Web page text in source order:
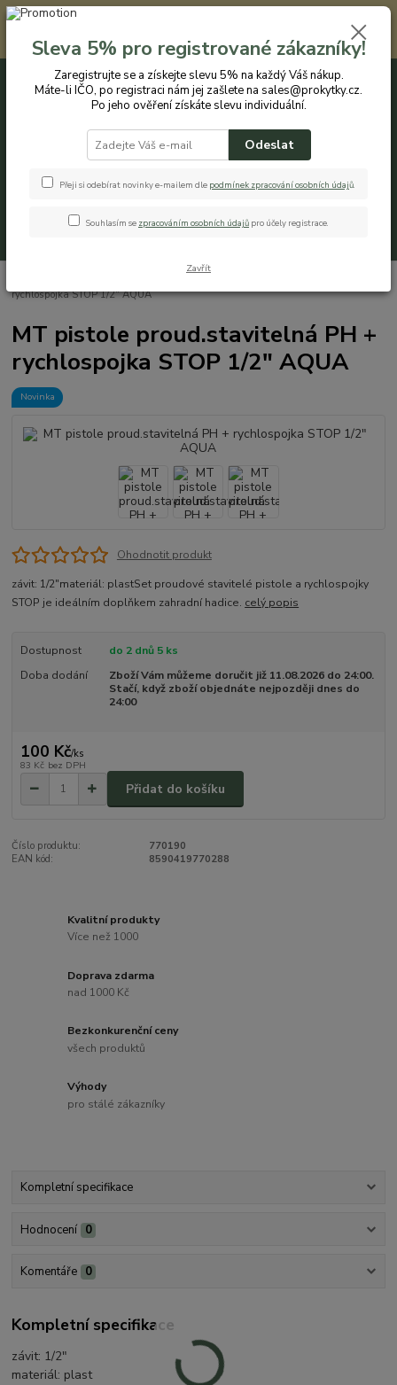
Registrovaným zákazníkům nabízíme slevu 5% na každý nákup. Máte-li
IČO, po registraci nám jej zašlete na sales@prokytky.cz. Po jeho ověření
získáte slevu individuální. Přejít na registraci →
CZK
+420 774 544 973 0ks
rychlospojka STOP 1/2" AQUA
MT pistole proud.stavitelná PH +
rychlospojka STOP 1/2" AQUA
Novinka
Ohodnotit produkt
závit: 1/2"materiál: plastSet proudové stavitelé pistole a rychlospojky
STOP je ideálním doplňkem zahradní hadice. celý popis
Dostupnost
do 2 dnů 5 ks
Doba dodání
Zboží Vám můžeme doručit již 11.08.2026 do 24:00.
Stačí, když zboží objednáte nejpozději dnes do
24:00
100 Kč/ks
83 Kč bez DPH
Přidat do košíku
Číslo produktu:
770190
EAN kód:
8590419770288
Kvalitní produkty
Více než 1000
Doprava zdarma
nad 1000 Kč
Bezkonkurenční ceny
všech produktů
Výhody
pro stálé zákazníky
Kompletní specifikace
Hodnocení 0
Komentáře 0
Kompletní specifikace
závit: 1/2"
materiál: plast
Sleva 5% pro registrované zákazníky!
Zaregistrujte se a získejte slevu 5% na každý Váš nákup.
Máte-li IČO, po registraci nám jej zašlete na sales@prokytky.cz.
Po jeho ověření získáte slevu individuální.
Odeslat
Přeji si odebírat novinky e-mailem dle podmínek zpracování osobních údajů.
Souhlasím se zpracováním osobních údajů pro účely registrace.
Zavřít